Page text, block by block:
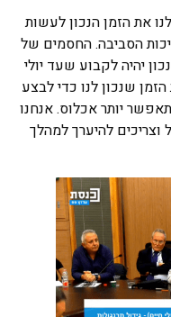
את הזמן הנכון לעשות
הסביבה. החסמים של
יהיה לקבוע שעד יולי
שנכון לנו כדי לבצע
2027 ומיולי 2027 לא יתאפשר יותר אכלוס. אנחנו
וצריכים להיערך למהלך